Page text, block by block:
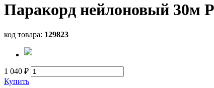
Паракорд нейлоновый 30м
код товара: 129823
1 040 ₽
Купить